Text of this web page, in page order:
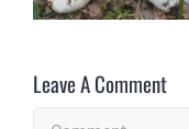
Leave A Comment